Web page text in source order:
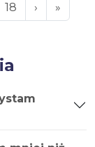
18 › »